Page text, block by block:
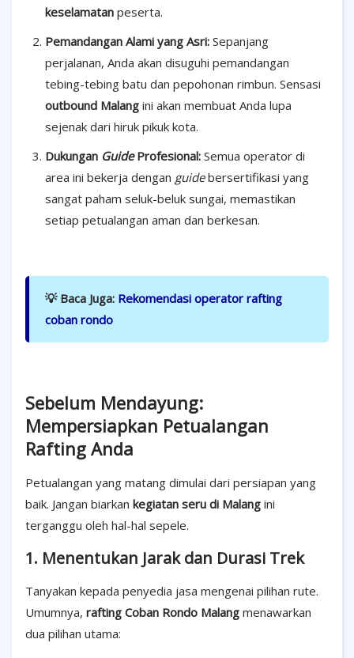
keselamatan peserta.
Pemandangan Alami yang Asri: Sepanjang
perjalanan, Anda akan disuguhi pemandangan
tebing-tebing batu dan pepohonan rimbun. Sensasi
outbound Malang ini akan membuat Anda lupa
sejenak dari hiruk pikuk kota.
Dukungan GuideProfesional: Semua operator di
area ini bekerja dengan guidebersertifikasi yang
sangat paham seluk-beluk sungai, memastikan
setiap petualangan aman dan berkesan.
💡 Baca Juga: Rekomendasi operator rafting
coban rondo
Sebelum Mendayung:
Mempersiapkan Petualangan
Rafting Anda
Petualangan yang matang dimulai dari persiapan yang
baik. Jangan biarkan kegiatan seru di Malang ini
terganggu oleh hal-hal sepele.
1. Menentukan Jarak dan Durasi Trek
Tanyakan kepada penyedia jasa mengenai pilihan rute.
Umumnya, rafting Coban Rondo Malang menawarkan
dua pilihan utama: